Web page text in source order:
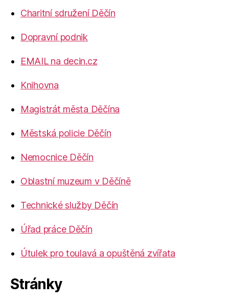
Charitní sdružení Děčín
Dopravní podnik
EMAIL na decin.cz
Knihovna
Magistrát města Děčína
Městská policie Děčín
Nemocnice Děčín
Oblastní muzeum v Děčíně
Technické služby Děčín
Úřad práce Děčín
Útulek pro toulavá a opuštěná zvířata
Stránky